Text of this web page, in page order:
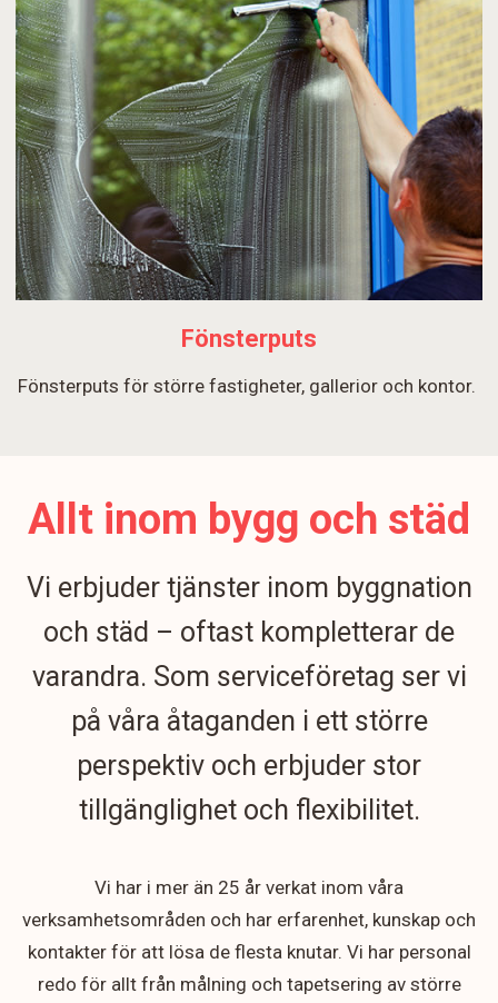
Fönsterputs
Fönsterputs för större fastigheter, gallerior och kontor.
Allt inom bygg och städ
Vi erbjuder tjänster inom byggnation
och städ – oftast kompletterar de
varandra. Som serviceföretag ser vi
på våra åtaganden i ett större
perspektiv och erbjuder stor
tillgänglighet och flexibilitet.
Vi har i mer än 25 år verkat inom våra
verksamhetsområden och har erfarenhet, kunskap och
kontakter för att lösa de flesta knutar. Vi har personal
redo för allt från målning och tapetsering av större